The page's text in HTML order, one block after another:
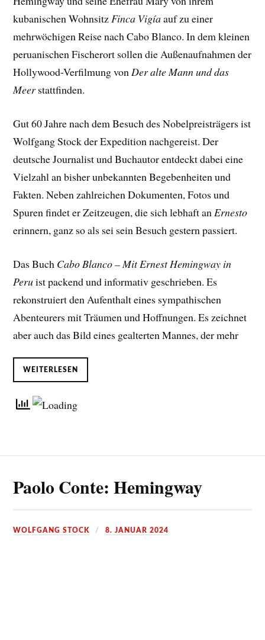
kubanischen WohnsitzFinca Vigíaauf zu einer
mehrwöchigen Reise nach Cabo Blanco. In dem kleinen
peruanischen Fischerort sollen die Außenaufnahmen der
Hollywood-Verfilmung vonDer alte Mann und das
Meerstattfinden.
Gut 60 Jahre nach dem Besuch des Nobelpreisträgers ist
Wolfgang Stock der Expedition nachgereist. Der
deutsche Journalist und Buchautor entdeckt dabei eine
Vielzahl an bisher unbekannten Begebenheiten und
Fakten. Neben zahlreichen Dokumenten, Fotos und
Spuren findet er Zeitzeugen, die sich lebhaft anErnesto
erinnern, ganz so als sei sein Besuch gestern passiert.
Das Buch Cabo Blanco – Mit Ernest Hemingway in
Peruist packend und informativ geschrieben. Es
rekonstruiert den Aufenthalt eines sympathischen
Abenteurers mit Träumen und Hoffnungen. Es zeichnet
aber auch das Bild eines gealterten Mannes, der mehr
WEITERLESEN
Paolo Conte: Hemingway
WOLFGANG STOCK 8. JANUAR 2024